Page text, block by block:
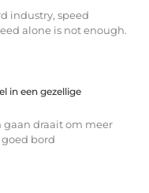
industry, speed
alone is not enough.
in een gezellige
gaan draait om meer
bord